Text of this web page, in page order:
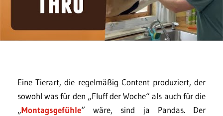
Eine Tierart, die regelmäßig Content produziert, der
sowohl was für den „Fluff der Woche“ als auch für die
„Montagsgefühle“ wäre, sind ja Pandas. Der